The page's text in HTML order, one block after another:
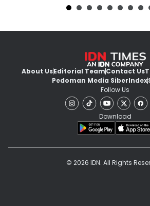
About UsEditorial TeamContact Us
Pedoman Media SiberIndex
Follow Us
Download
© 2026 IDN. All Rights